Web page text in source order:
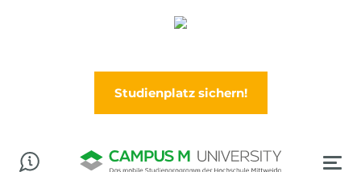
Studienplatz sichern!